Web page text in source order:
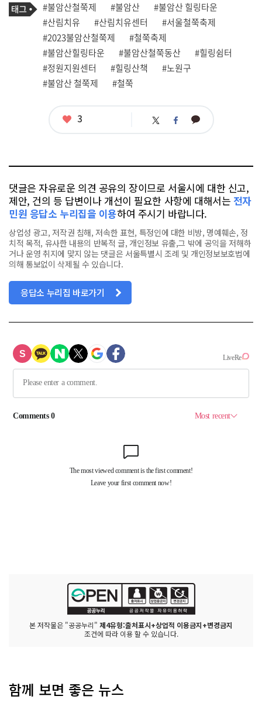
필 사
관
련
태
그
태
그
#불암산철쭉제 #불암산
#불암산 힐링타운
#산림치유
#산림치유센터
#서울철쭉축제
#2023불암산철쭉제
#철쭉축제
#불암산힐링타운
#불암산철쭉동산
#힐링쉼터
#정원지원센터
#힐링산책
#노원구
#불암산 철쭉제
#철쭉
좋
3 트 페 카
댓글은 자유로운 의견 공유의 장이므로 서울시에 대한 신고,
제안, 건의 등 답변이나 개선이 필요한 사항에 대해서는 전자
민원 응답소 누리집을 이용하여 주시기 바랍니다.
상업성 광고, 저작권 침해, 저속한 표현, 특정인에 대한 비방, 명예훼손, 정
치적 목적, 유사한 내용의 반복적 글, 개인정보 유출,그 밖에 공익을 저해하
거나 운영 취지에 맞지 않는 댓글은 서울특별시 조례 및 개인정보보호법에
의해 통보없이 삭제될 수 있습니다.
응답소 누리집 바로가기
본 저작물은 "공공누리" 제4유형:출처표시+상업적 이용금지+변경금지
조건에 따라 이용 할 수 있습니다.
함께 보면 좋은 뉴스